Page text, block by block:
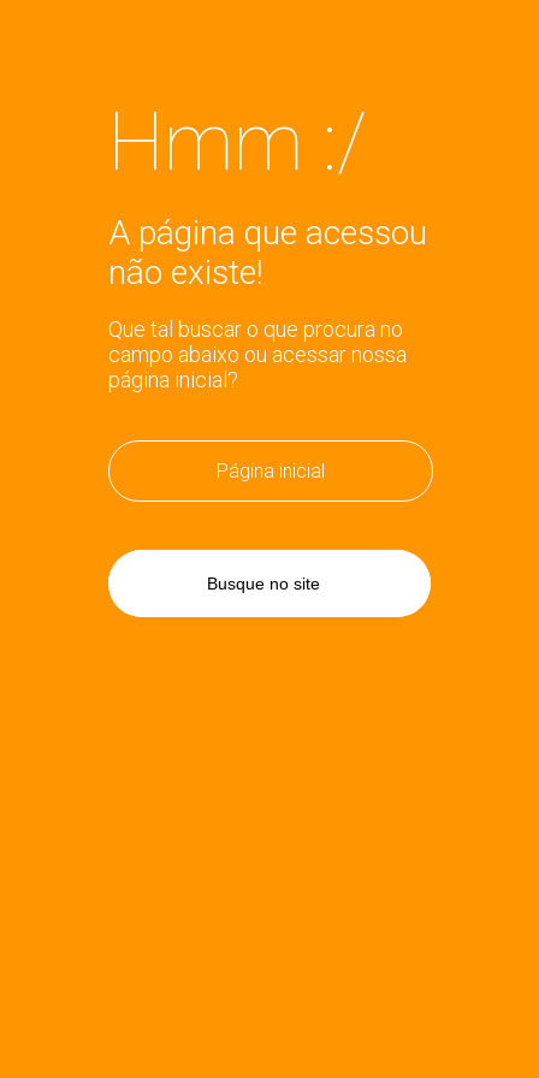
Hmm :/
A página que acessou
não existe!
Que tal buscar o que procura no
campo abaixo ou acessar nossa
página inicial?
Página inicial